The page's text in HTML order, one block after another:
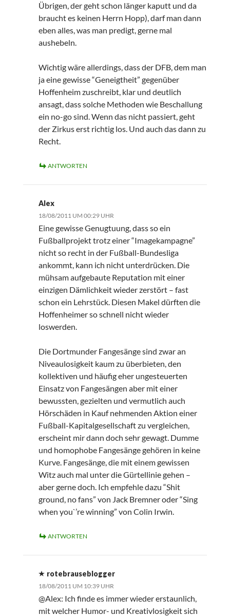
Übrigen, der geht schon länger kaputt und da
braucht es keinen Herrn Hopp), darf man dann
eben alles, was man predigt, gerne mal
aushebeln.
Wichtig wäre allerdings, dass der DFB, dem man
ja eine gewisse “Geneigtheit” gegenüber
Hoffenheim zuschreibt, klar und deutlich
ansagt, dass solche Methoden wie Beschallung
ein no-go sind. Wenn das nicht passiert, geht
der Zirkus erst richtig los. Und auch das dann zu
Recht.
ANTWORTEN
Alex
18/08/2011 UM 00:29 UHR
Eine gewisse Genugtuung, dass so ein
Fußballprojekt trotz einer “Imagekampagne”
nicht so recht in der Fußball-Bundesliga
ankommt, kann ich nicht unterdrücken. Die
mühsam aufgebaute Reputation mit einer
einzigen Dämlichkeit wieder zerstört – fast
schon ein Lehrstück. Diesen Makel dürften die
Hoffenheimer so schnell nicht wieder
loswerden.
Die Dortmunder Fangesänge sind zwar an
Niveaulosigkeit kaum zu überbieten, den
kollektiven und häufig eher ungesteuerten
Einsatz von Fangesängen aber mit einer
bewussten, gezielten und vermutlich auch
Hörschäden in Kauf nehmenden Aktion einer
Fußball-Kapitalgesellschaft zu vergleichen,
erscheint mir dann doch sehr gewagt. Dumme
und homophobe Fangesänge gehören in keine
Kurve. Fangesänge, die mit einem gewissen
Witz auch mal unter die Gürtellinie gehen –
aber gerne doch. Ich empfehle dazu “Shit
ground, no fans” von Jack Bremner oder “Sing
when you`’re winning” von Colin Irwin.
ANTWORTEN
rotebrauseblogger
18/08/2011 UM 10:39 UHR
@Alex: Ich finde es immer wieder erstaunlich,
mit welcher Humor- und Kreativlosigkeit sich